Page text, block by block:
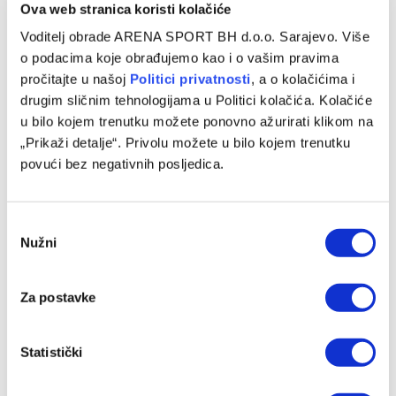
Ova web stranica koristi kolačiće
Voditelj obrade ARENA SPORT BH d.o.o. Sarajevo. Više
o podacima koje obrađujemo kao i o vašim pravima
pročitajte u našoj Politici privatnosti, a o kolačićima i
drugim sličnim tehnologijama u Politici kolačića. Kolačiće
u bilo kojem trenutku možete ponovno ažurirati klikom na
„Prikaži detalje“. Privolu možete u bilo kojem trenutku
povući bez negativnih posljedica.
Selection
Nužni
Za postavke
Statistički
Tottenham – Everton, Premier League
22/05/2026
Tottenham i Everton u nedjelju (17 sati) igraju meč
posljednjeg kola engleske Premier League. Direktan TV
prenos pratite na kanalu…